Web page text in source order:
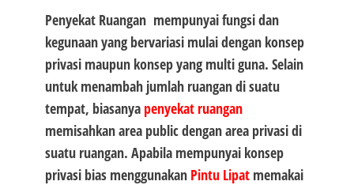
Penyekat Ruangan mempunyai fungsi dan
kegunaan yang bervariasi mulai dengan konsep
privasi maupun konsep yang multi guna. Selain
untuk menambah jumlah ruangan di suatu
tempat, biasanya penyekat ruangan
memisahkan area public dengan area privasi di
suatu ruangan. Apabila mempunyai konsep
privasi bias menggunakan Pintu Lipatmemakai